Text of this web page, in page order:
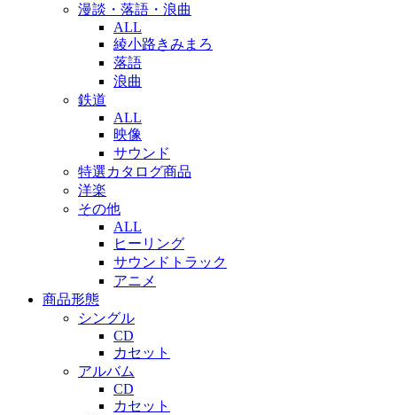
漫談・落語・浪曲
ALL
綾小路きみまろ
落語
浪曲
鉄道
ALL
映像
サウンド
特選カタログ商品
洋楽
その他
ALL
ヒーリング
サウンドトラック
アニメ
商品形態
シングル
CD
カセット
アルバム
CD
カセット